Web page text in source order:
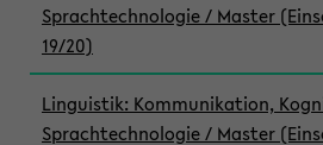
Sprachtechnologie / Master
19/20)
Linguistik: Kommunikation,
Sprachtechnologie / Master